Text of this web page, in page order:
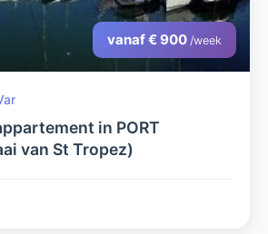
vanaf € 900 /week
in PORT
van St Tropez)